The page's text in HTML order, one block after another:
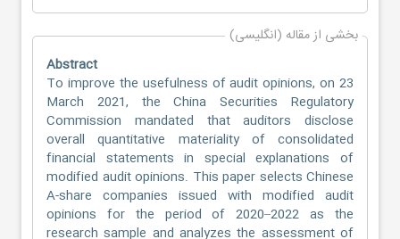
بخشی از مقاله (انگلیسی)
Abstract
To improve the usefulness of audit opinions, on 23
March 2021, the China Securities Regulatory
Commission mandated that auditors disclose
overall quantitative materiality of consolidated
financial statements in special explanations of
modified audit opinions. This paper selects Chinese
A-share companies issued with modified audit
opinions for the period of 2020–2022 as the
research sample and analyzes the assessment of